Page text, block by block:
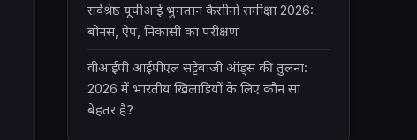
सर्वश्रेष्ठ यूपीआई भुगतान कैसीनो समीक्षा 2026:
बोनस, ऐप, निकासी का परीक्षण
वीआईपी आईपीएल सट्टेबाजी ऑड्स की तुलना:
2026 में भारतीय खिलाड़ियों के लिए कौन सा
बेहतर है?